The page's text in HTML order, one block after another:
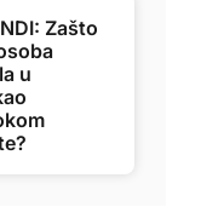
Zašto
u